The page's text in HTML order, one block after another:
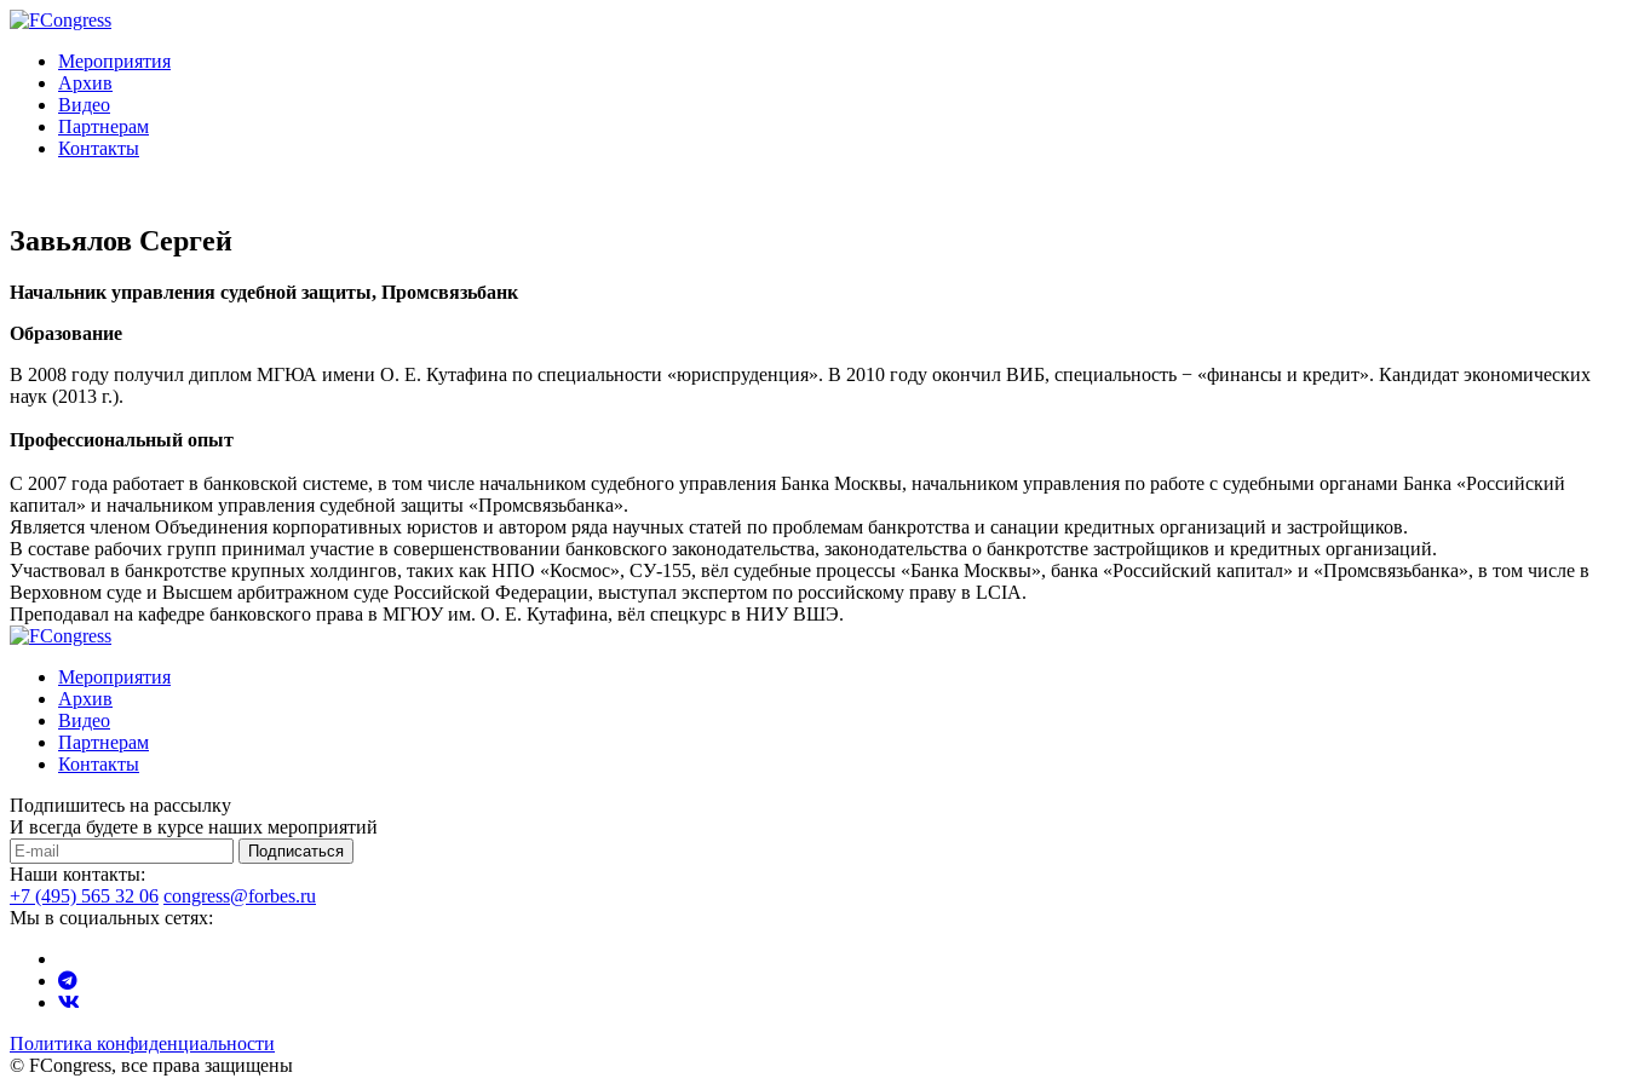
Мероприятия
Архив
Видео
Партнерам
Контакты
Завьялов Сергей
Начальник управления судебной защиты, Промсвязьбанк
Образование
В 2008 году получил диплом МГЮА имени О. Е. Кутафина по специальности «юриспруденция». В 2010 году окончил ВИБ, специальность − «финансы и кредит». Кандидат экономических
наук (2013 г.).
Профессиональный опыт
С 2007 года работает в банковской системе, в том числе начальником судебного управления Банка Москвы, начальником управления по работе с судебными органами Банка «Российский
капитал» и начальником управления судебной защиты «Промсвязьбанка».
Является членом Объединения корпоративных юристов и автором ряда научных статей по проблемам банкротства и санации кредитных организаций и застройщиков.
В составе рабочих групп принимал участие в совершенствовании банковского законодательства, законодательства о банкротстве застройщиков и кредитных организаций.
Участвовал в банкротстве крупных холдингов, таких как НПО «Космос», СУ-155, вёл судебные процессы «Банка Москвы», банка «Российский капитал» и «Промсвязьбанка», в том числе в
Верховном суде и Высшем арбитражном суде Российской Федерации, выступал экспертом по российскому праву в LCIA.
Преподавал на кафедре банковского права в МГЮУ им. О. Е. Кутафина, вёл спецкурс в НИУ ВШЭ.
Мероприятия
Архив
Видео
Партнерам
Контакты
Подпишитесь на рассылку
И всегда будете в курсе наших мероприятий
Подписаться
Наши контакты:
+7 (495) 565 32 06 congress@forbes.ru
Мы в социальных сетях:
Политика конфиденциальности
© FCongress, все права защищены